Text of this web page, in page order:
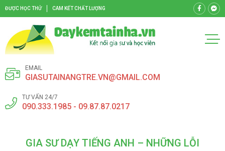
ĐƯỢC HỌC THỬ CAM KẾT CHẤT LƯỢNG
EMAIL
GIASUTAINANGTRE.VN@GMAIL.COM
TƯ VẤN 24/7
090.333.1985 - 09.87.87.0217
GIA SƯ DẠY TIẾNG ANH – NHỮNG LỖI